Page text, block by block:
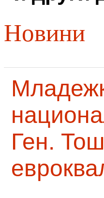
Новини
Ген.